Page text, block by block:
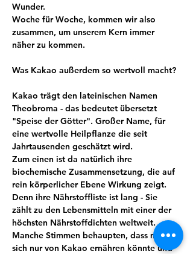
Wunder.
Woche für Woche, kommen wir also
zusammen, um unserem Kern immer
näher zu kommen.
Was Kakao außerdem so wertvoll macht?
Kakao trägt den lateinischen Namen
Theobroma - das bedeutet übersetzt
"Speise der Götter". Großer Name, für
eine wertvolle Heilpflanze die seit
Jahrtausenden geschätzt wird.
Zum einen ist da natürlich ihre
biochemische Zusammensetzung, die auf
rein körperlicher Ebene Wirkung zeigt.
Denn ihre Nährstoffliste ist lang - Sie
zählt zu den Lebensmitteln mit einer der
höchsten Nährstoffdichten weltweit.
Manche Stimmen behaupten, dass man
sich nur von Kakao ernähren könnte und